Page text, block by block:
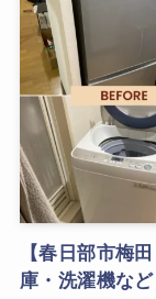
【春日部市梅
庫・洗濯機な